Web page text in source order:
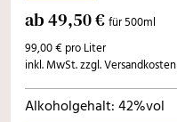
ab 49,50 €für 500ml
99,00 € pro Liter
inkl. MwSt. zzgl. Versandkosten
Alkoholgehalt: 42%vol